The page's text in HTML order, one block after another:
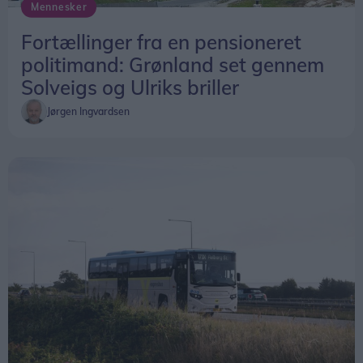
har forsøgt at lave tag på den, men det lykkedes
ikke.
Mennesker
Fortællinger fra en pensioneret
politimand: Grønland set gennem
Solveigs og Ulriks briller
Jørgen Ingvardsen